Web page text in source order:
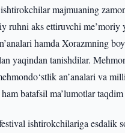
majmuaning
ruhni aks ettiruvchi me’moriy
hamda Xorazmning
yaqindan tanishdilar.
an’analari va
batafsil ma’lumotlar
ishtirokchilariga esdalik